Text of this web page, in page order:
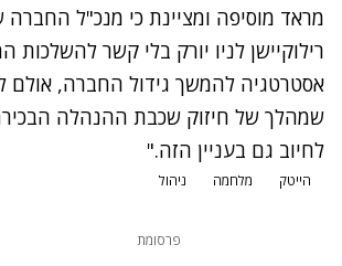
מראד מוסיפה ומציינת כי מנכ"ל החברה
רילוקיישן לניו יורק בלי קשר
אסטרטגיה להמשך גידול החברה, אולם
שמהלך של חיזוק שכבת ההנהלה
לחיוב גם בעניין הזה."
הייטק מלחמה ניהול
פרסומת